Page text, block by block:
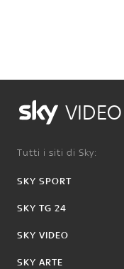
VIDEO
Tutti i siti di Sky:
SKY SPORT
SKY TG 24
SKY VIDEO
SKY ARTE